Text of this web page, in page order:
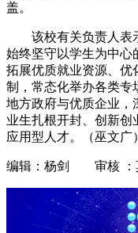
盖。
该校有关负责人表
始终坚守以学生为中心
拓展优质就业资源、优
制，常态化举办各类专
地方政府与优质企业，
业生扎根开封、创新
应用型人才。（巫文广）
编辑：杨剑 审核 ：